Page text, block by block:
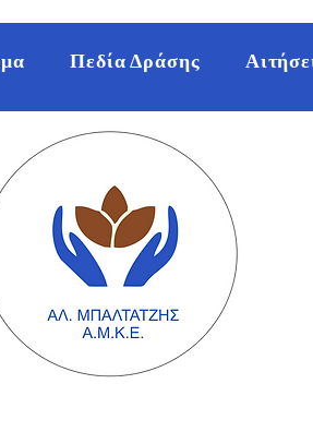
Πεδία Δράσης